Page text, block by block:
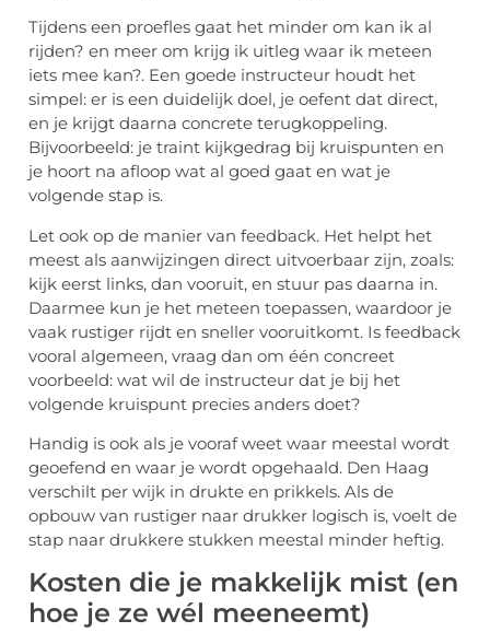
Tijdens een proefles gaat het minder om kan ik al
rijden? en meer om krijg ik uitleg waar ik meteen
iets mee kan?. Een goede instructeur houdt het
simpel: er is een duidelijk doel, je oefent dat direct,
en je krijgt daarna concrete terugkoppeling.
Bijvoorbeeld: je traint kijkgedrag bij kruispunten en
je hoort na afloop wat al goed gaat en wat je
volgende stap is.
Let ook op de manier van feedback. Het helpt het
meest als aanwijzingen direct uitvoerbaar zijn, zoals:
kijk eerst links, dan vooruit, en stuur pas daarna in.
Daarmee kun je het meteen toepassen, waardoor je
vaak rustiger rijdt en sneller vooruitkomt. Is feedback
vooral algemeen, vraag dan om één concreet
voorbeeld: wat wil de instructeur dat je bij het
volgende kruispunt precies anders doet?
Handig is ook als je vooraf weet waar meestal wordt
geoefend en waar je wordt opgehaald. Den Haag
verschilt per wijk in drukte en prikkels. Als de
opbouw van rustiger naar drukker logisch is, voelt de
stap naar drukkere stukken meestal minder heftig.
Kosten die je makkelijk mist (en
hoe je ze wél meeneemt)